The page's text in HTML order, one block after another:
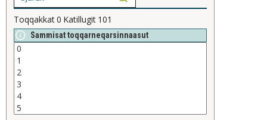
Toqqakkat0 Katillugit 101
Sammisat toqqarneqarsinnaasut